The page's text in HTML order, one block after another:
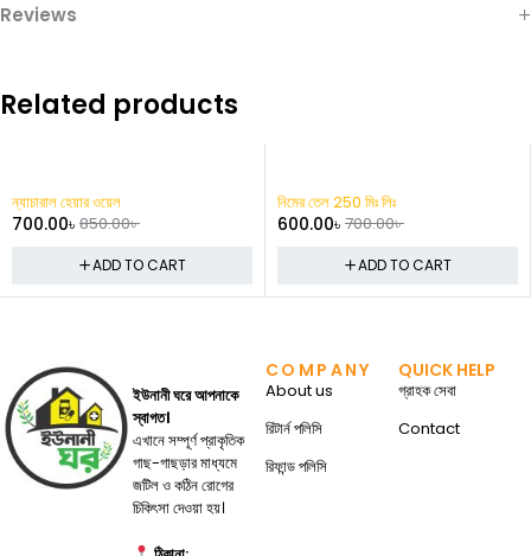
Reviews
Related products
নিমের তেল 250 মিঃ লিঃ
700.00৳
600.00 ৳
ADD TO CART
চর্বি ও ওজন নাশক ফোল কোর্স
1,500.00৳
ADD TO CART
ইউনানী ঘরে আপনাকে
স্বাগত।
এখানে সম্পূর্ণ প্রাকৃতিক
গাছ-গাছড়ার মাধ্যমে
জটিল ও কঠিন রোগের
চিকিৎসা দেওয়া হয়।
COMPANY
About us
রিটার্ন পলিসি
রিফান্ড পলিসি
QUICK HELP
গ্রাহক সেবা
Contact